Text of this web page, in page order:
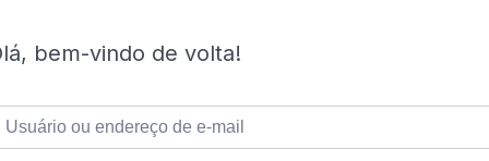
bem-vindo de volta!